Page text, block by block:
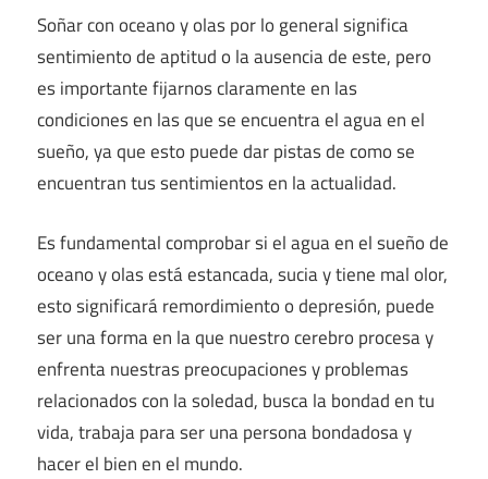
Soñar con oceano y olas por lo general significa
sentimiento de aptitud o la ausencia de este, pero
es importante fijarnos claramente en las
condiciones en las que se encuentra el agua en el
sueño, ya que esto puede dar pistas de como se
encuentran tus sentimientos en la actualidad.
Es fundamental comprobar si el agua en el sueño de
oceano y olas está estancada, sucia y tiene mal olor,
esto significará remordimiento o depresión, puede
ser una forma en la que nuestro cerebro procesa y
enfrenta nuestras preocupaciones y problemas
relacionados con la soledad, busca la bondad en tu
vida, trabaja para ser una persona bondadosa y
hacer el bien en el mundo.